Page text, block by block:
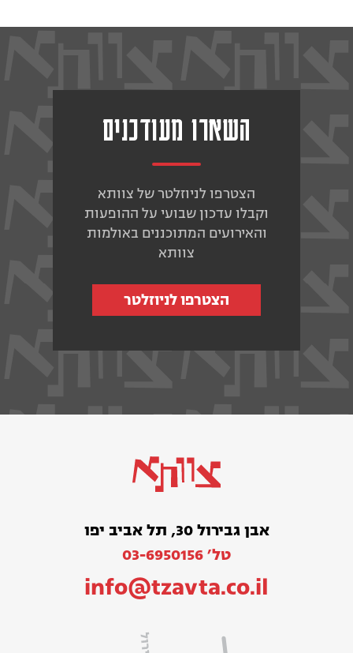
השארו מעודכנים
הצטרפו לניוזלטר של צוותא
וקבלו עדכון שבועי על ההופעות
והאירועים המתוכננים באולמות
צוותא
הצטרפו לניוזלטר
אבן גבירול 30, תל אביב יפו
טל׳ 03-6950156
info@tzavta.co.il